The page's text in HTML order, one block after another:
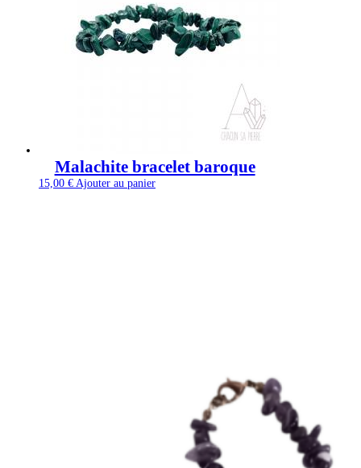
Malachite bracelet baroque
15,00 € Ajouter au panier